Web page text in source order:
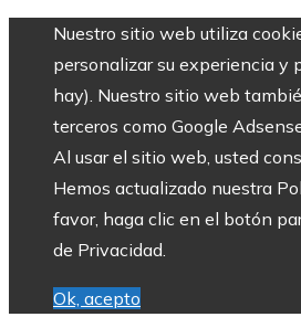
Nuestro sitio web utiliza
personalizar su experiencia y
hay). Nuestro sitio web
terceros como Google
Al usar el sitio web, usted
Hemos actualizado nuestra
favor, haga clic en el botón
de Privacidad.
Ok, acepto